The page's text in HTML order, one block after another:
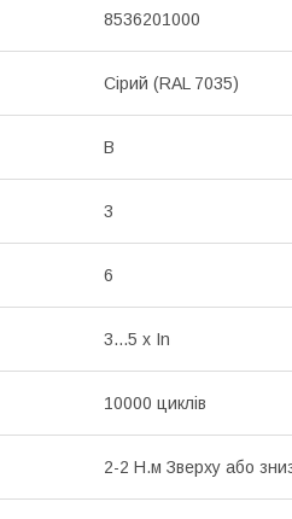
8536201000
Сірий (RAL 7035)
B
3
6
3...5 x In
10000 циклів
2-2 Н.м Зверху або